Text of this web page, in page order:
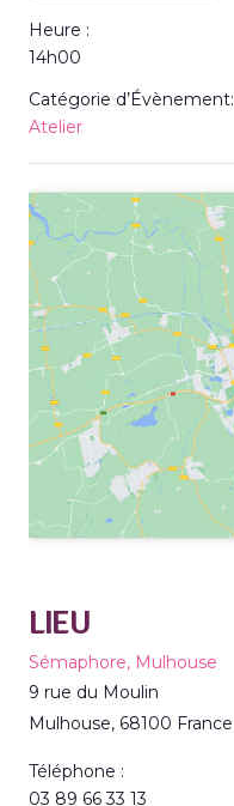
Heure :
14h00
Catégorie d’Évènement:
Atelier
LIEU
Sémaphore, Mulhouse
9 rue du Moulin
Mulhouse, 68100 France
Téléphone :
03 89 66 33 13